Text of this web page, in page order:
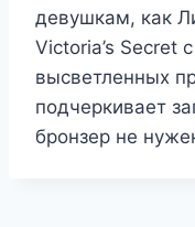
девушкам, как
Victoria’s Secret
высветленных
подчеркивает
бронзер не